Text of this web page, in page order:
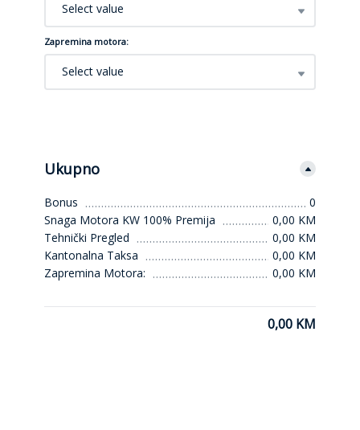
Select value
Zapremina motora:
Select value
Ukupno
Bonus
0
Snaga Motora KW 100% Premija
0,00 KM
Tehnički Pregled
0,00 KM
Kantonalna Taksa
0,00 KM
Zapremina Motora:
0,00 KM
0,00 KM